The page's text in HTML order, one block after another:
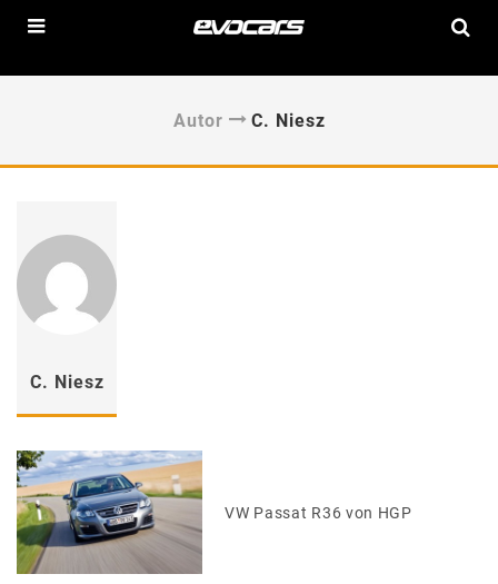
Autor C. Niesz
C. Niesz
VW Passat R36 von HGP